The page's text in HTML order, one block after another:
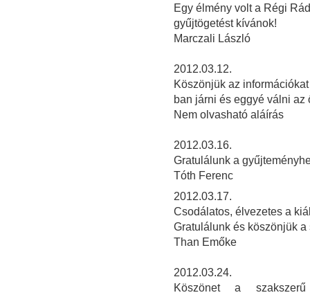
Egy élmény volt a Régi
gyűjtögetést kívánok!
Marczali László
2012.03.12.
Köszönjük az
ban járni és eggyé válni az
Nem olvasható aláírás
2012.03.16.
Gratulálunk a
Tóth Ferenc
2012.03.17.
Csodálatos, élvezetes a
Gratulálunk és köszönjük
Than Emőke
2012.03.24.
Köszönet a